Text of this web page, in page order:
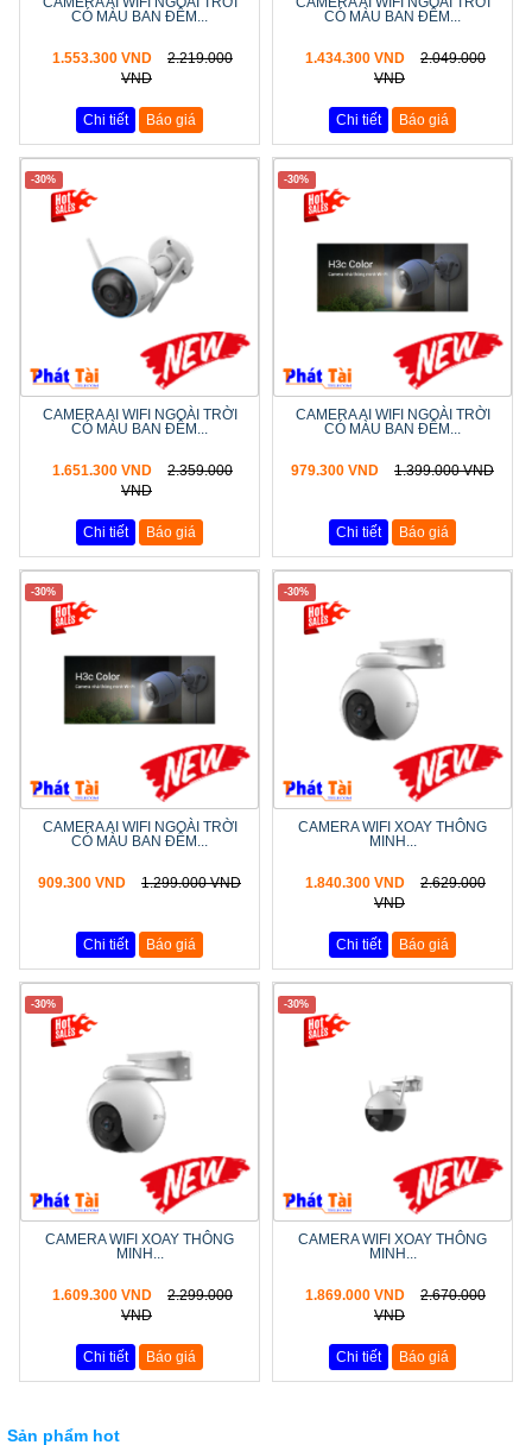
CÓ MÀU BAN ĐÊM...
1.553.300 VND
2.219.000
VND
Chi tiết Báo giá
CÓ MÀU BAN ĐÊM...
1.434.300 VND
2.049.000
VND
Chi tiết Báo giá
-30%
CAMERA AI WIFI NGOÀI TRỜI
CÓ MÀU BAN ĐÊM...
1.651.300 VND
2.359.000
VND
Chi tiết Báo giá
-30%
CAMERA AI WIFI NGOÀI TRỜI
CÓ MÀU BAN ĐÊM...
979.300 VND 1.399.000 VND
Chi tiết Báo giá
-30%
CAMERA AI WIFI NGOÀI TRỜI
CÓ MÀU BAN ĐÊM...
909.300 VND 1.299.000 VND
Chi tiết Báo giá
-30%
CAMERA WIFI XOAY THÔNG
MINH...
1.840.300 VND
2.629.000
VND
Chi tiết Báo giá
-30%
CAMERA WIFI XOAY THÔNG
MINH...
1.609.300 VND
2.299.000
VND
Chi tiết Báo giá
-30%
CAMERA WIFI XOAY THÔNG
MINH...
1.869.000 VND
2.670.000
VND
Chi tiết Báo giá
Sản phẩm hot